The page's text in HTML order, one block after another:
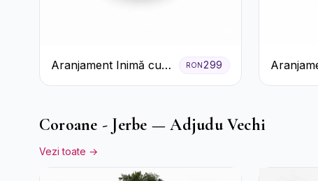
Aranjament Inimă cu
Orhidee și Floarea
RON299
3
Coroane - Jerbe — Adjudu Vechi
Vezi toate →